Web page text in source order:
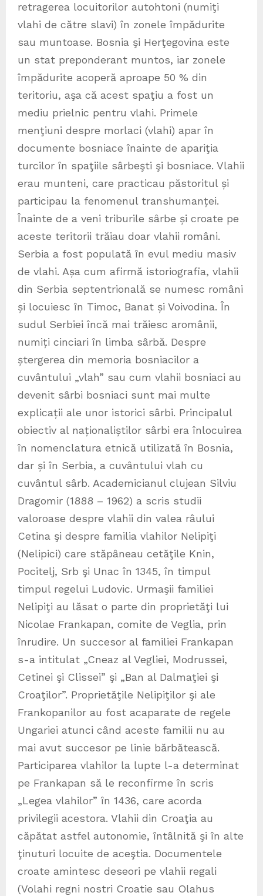
retragerea locuitorilor autohtoni (numiţi
vlahi de către slavi) în zonele împădurite
sau muntoase. Bosnia şi Herţegovina este
un stat preponderant muntos, iar zonele
împădurite acoperă aproape 50 % din
teritoriu, aşa că acest spaţiu a fost un
mediu prielnic pentru vlahi. Primele
menţiuni despre morlaci (vlahi) apar în
documente bosniace înainte de apariţia
turcilor în spaţiile sârbeşti şi bosniace. Vlahii
erau munteni, care practicau păstoritul și
participau la fenomenul transhumanței.
Înainte de a veni triburile sârbe și croate pe
aceste teritorii trăiau doar vlahii români.
Serbia a fost populată în evul mediu masiv
de vlahi. Așa cum afirmă istoriografia, vlahii
din Serbia septentrională se numesc români
și locuiesc în Timoc, Banat și Voivodina. În
sudul Serbiei încă mai trăiesc aromânii,
numiți cinciari în limba sârbă. Despre
ștergerea din memoria bosniacilor a
cuvântului „vlah” sau cum vlahii bosniaci au
devenit sârbi bosniaci sunt mai multe
explicații ale unor istorici sârbi. Principalul
obiectiv al naționaliștilor sârbi era înlocuirea
în nomenclatura etnică utilizată în Bosnia,
dar și în Serbia, a cuvântului vlah cu
cuvântul sârb. Academicianul clujean Silviu
Dragomir (1888 – 1962) a scris studii
valoroase despre vlahii din valea râului
Cetina şi despre familia vlahilor Nelipiţi
(Nelipici) care stăpâneau cetăţile Knin,
Pocitelj, Srb şi Unac în 1345, în timpul
timpul regelui Ludovic. Urmaşii familiei
Nelipiţi au lăsat o parte din proprietăţi lui
Nicolae Frankapan, comite de Veglia, prin
înrudire. Un succesor al familiei Frankapan
s-a intitulat „Cneaz al Vegliei, Modrussei,
Cetinei şi Clissei” şi „Ban al Dalmaţiei şi
Croaţilor”. Proprietăţile Nelipiţilor şi ale
Frankopanilor au fost acaparate de regele
Ungariei atunci când aceste familii nu au
mai avut succesor pe linie bărbătească.
Participarea vlahilor la lupte l-a determinat
pe Frankapan să le reconfirme în scris
„Legea vlahilor” în 1436, care acorda
privilegii acestora. Vlahii din Croaţia au
căpătat astfel autonomie, întâlnită şi în alte
ţinuturi locuite de aceştia. Documentele
croate amintesc deseori pe vlahii regali
(Volahi regni nostri Croatie sau Olahus